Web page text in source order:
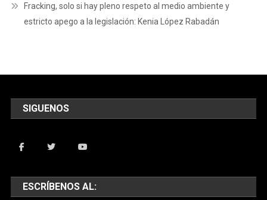
Fracking, solo si hay pleno respeto al medio ambiente y
estricto apego a la legislación: Kenia López Rabadán
SIGUENOS
ESCRÍBENOS AL: